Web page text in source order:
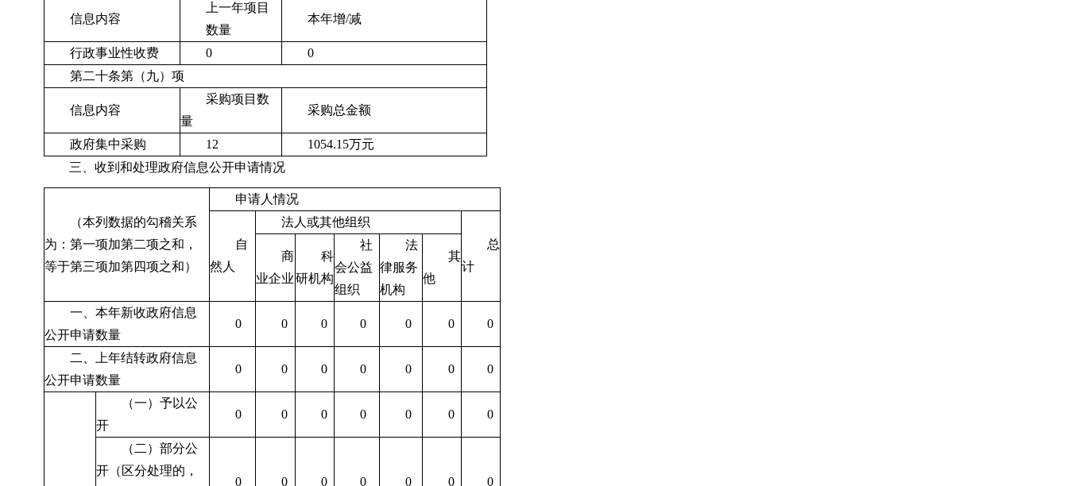
信息内容
上一年项目
数量
本年增/减
行政事业性收费 0
0
第二十条第（九）项
信息内容
采购项目数
量
采购总金额
政府集中采购 12 1054.15万元
三、收到和处理政府信息公开申请情况
（本列数据的勾稽关系
为：第一项加第二项之和，
等于第三项加第四项之和）
申请人情况
自
然人
法人或其他组织
总
计
商
业企业
科
研机构
社
会公益
组织
法
律服务
机构
其
他
一、本年新收政府信息
公开申请数量
0 0 0 0 0 0 0
二、上年结转政府信息
公开申请数量
0 0 0 0 0 0 0
（一）予以公
开
0 0 0 0 0 0 0
（二）部分公
开（区分处理的，
0 0 0 0 0 0 0